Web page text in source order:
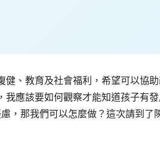
、教育及社會福利，希望可以協
應該要如何觀察才能知道孩子有
，那我們可以怎麼做？這次請到了